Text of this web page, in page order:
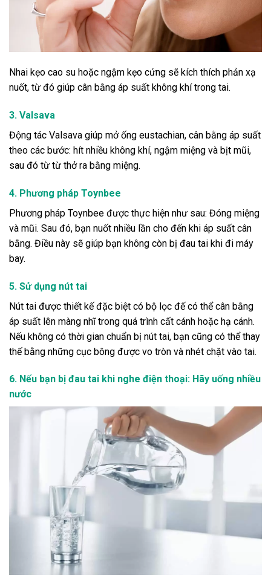
Nhai kẹo cao su hoặc ngậm kẹo cứng sẽ kích thích phản xạ
nuốt, từ đó giúp cân bằng áp suất không khí trong tai.
3. Valsava
Động tác Valsava giúp mở ống eustachian, cân bằng áp suất
theo các bước: hít nhiều không khí, ngậm miệng và bịt mũi,
sau đó từ từ thở ra bằng miệng.
4. Phương pháp Toynbee
Phương pháp Toynbee được thực hiện như sau: Đóng miệng
và mũi. Sau đó, bạn nuốt nhiều lần cho đến khi áp suất cân
bằng. Điều này sẽ giúp bạn không còn bị đau tai khi đi máy
bay.
5. Sử dụng nút tai
Nút tai được thiết kế đặc biệt có bộ lọc đế có thể cân bằng
áp suất lên màng nhĩ trong quá trình cất cánh hoặc hạ cánh.
Nếu không có thời gian chuẩn bị nút tai, bạn cũng có thể thay
thế bằng những cục bông được vo tròn và nhét chặt vào tai.
6. Nếu bạn bị đau tai khi nghe điện thoại: Hãy uống nhiều
nước